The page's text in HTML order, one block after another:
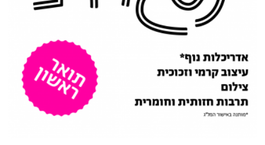
תואר ראשון
והרשמה >>